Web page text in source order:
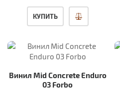
КУПИТЬ
Винил Mid Concrete Enduro
03 Forbo